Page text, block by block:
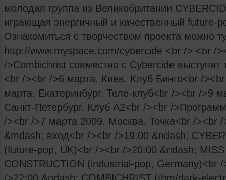
молодая группа из Великобритании
играющая энергичный и качественный future-
Ознакомиться c творчеством проекта можно
http://www.myspace.com/cybercide <br /> <br /
/>Combichrist совместно с Cybercide выступят
<br /><br />6 марта. Киев. Клуб Бинго<br /
марта. Екатеринбург. Теле-клуб<br /><br />9
Санкт-Петербург. Клуб А2<br /><br /
/><br />7 марта 2009. Москва. Точка<br /><br /
&mdash; вход<br /><br />19:00 &ndash;
(future-pop, UK)<br /><br />20:00 &ndash; MISS
CONSTRUCTION (industrial-pop, Germany)<br